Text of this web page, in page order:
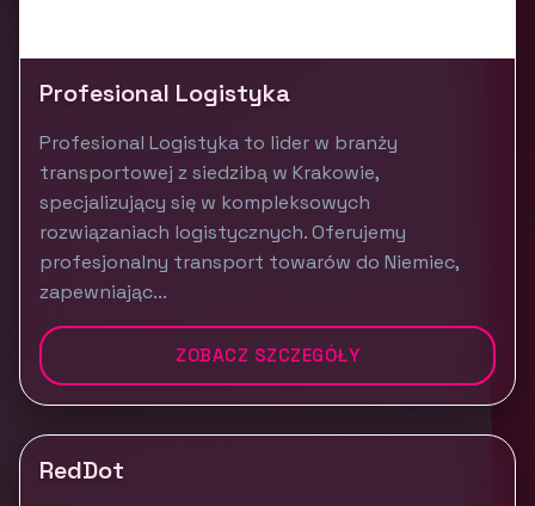
Profesional Logistyka
Profesional Logistyka to lider w branży
transportowej z siedzibą w Krakowie,
specjalizujący się w kompleksowych
rozwiązaniach logistycznych. Oferujemy
profesjonalny transport towarów do Niemiec,
zapewniając...
ZOBACZ SZCZEGÓŁY
RedDot